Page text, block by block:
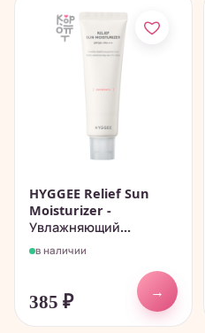
HYGGEE Relief Sun
Moisturizer -
Увлажняющий...
в наличии
385 ₽
→